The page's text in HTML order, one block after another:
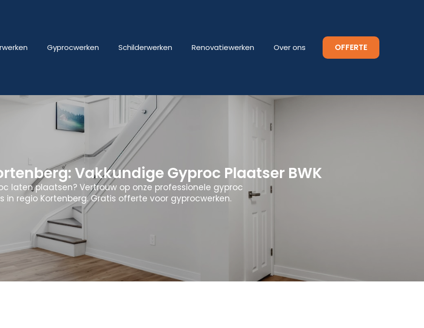
Gyprocwerken Schilderwerken Renovatiewerken Over ons OFFERTE
Vakkundige Gyproc Plaatser BWK
laten plaatsen? Vertrouw op onze professionele gyproc
in regio Kortenberg. Gratis offerte voor gyprocwerken.